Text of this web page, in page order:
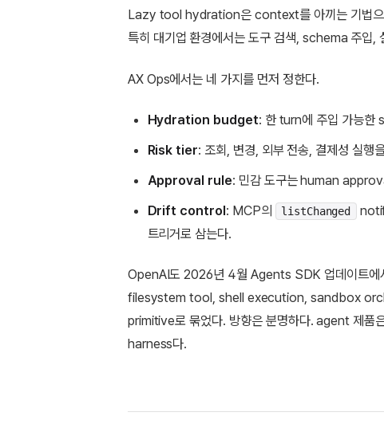
Lazy tool hydration은 context를 아끼는 기법으
특히 대기업 환경에서는 도구 검색, schema 주입,
AX Ops에서는 네 가지를 먼저 정한다.
Hydration budget: 한 turn에 주입 가능한
Risk tier: 조회, 변경, 외부 전송, 결제성 실행
Approval rule: 민감 도구는 human
Drift control: MCP의 listChanged
트리거로 삼는다.
OpenAI도 2026년 4월 Agents SDK 업데이트
filesystem tool, shell execution, sandbox
primitive로 묶었다. 방향은 분명하다. agent 제품
harness다.